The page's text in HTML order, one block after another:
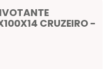
CRUZEIRO -